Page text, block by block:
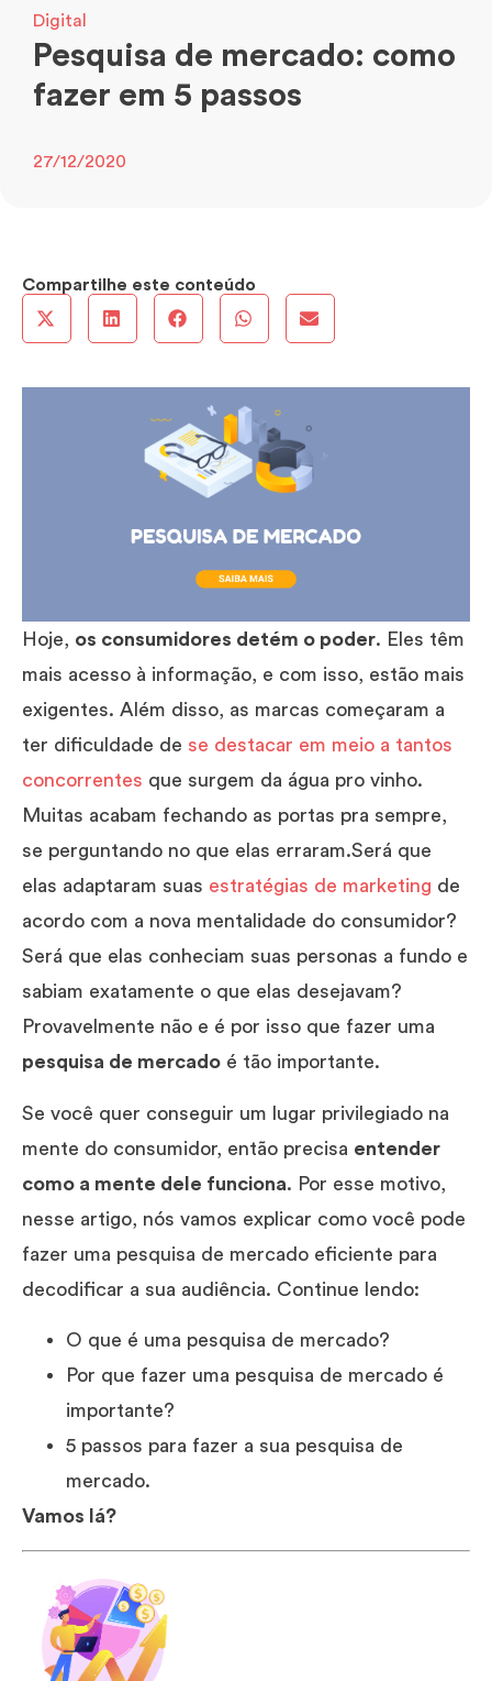
Digital
Pesquisa de mercado: como
fazer em 5 passos
27/12/2020
Compartilhe este conteúdo
Hoje, os consumidores detém o poder. Eles têm
mais acesso à informação, e com isso, estão mais
exigentes. Além disso, as marcas começaram a
ter dificuldade de se destacar em meio a tantos
concorrentes que surgem da água pro vinho.
Muitas acabam fechando as portas pra sempre,
se perguntando no que elas erraram.Será que
elas adaptaram suas estratégias de marketing de
acordo com a nova mentalidade do consumidor?
Será que elas conheciam suas personas a fundo e
sabiam exatamente o que elas desejavam?
Provavelmente não e é por isso que fazer uma
pesquisa de mercado é tão importante.
Se você quer conseguir um lugar privilegiado na
mente do consumidor, então precisa entender
como a mente dele funciona. Por esse motivo,
nesse artigo, nós vamos explicar como você pode
fazer uma pesquisa de mercado eficiente para
decodificar a sua audiência. Continue lendo:
O que é uma pesquisa de mercado?
Por que fazer uma pesquisa de mercado é
importante?
5 passos para fazer a sua pesquisa de
mercado.
Vamos lá?